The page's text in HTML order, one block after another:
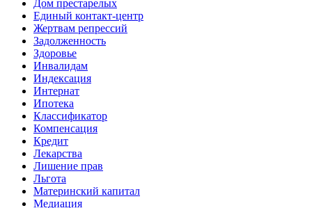
Дом престарелых
Единый контакт-центр
Жертвам репрессий
Задолженность
Здоровье
Инвалидам
Индексация
Интернат
Ипотека
Классификатор
Компенсация
Кредит
Лекарства
Лишение прав
Льгота
Материнский капитал
Медиация